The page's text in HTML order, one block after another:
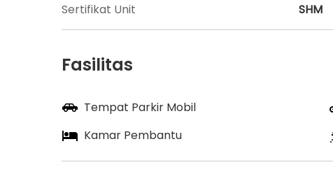
Sertifikat Unit SHM
Fasilitas
Tempat Parkir Mobil
Kamar Pembantu